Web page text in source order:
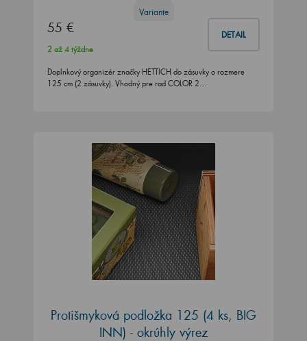
Variante
55 € DETAIL
2 až 4 týždne
Doplnkový organizér značky HETTICH do zásuvky o rozmere
125 cm (2 zásuvky). Vhodný pre rad COLOR 2…
Protišmyková podložka 125 (4 ks, BIG
INN) - okrúhly výrez